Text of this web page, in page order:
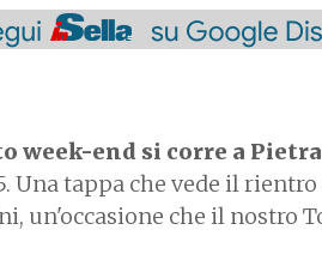
week-end si corre a
tappa che vede il
un'occasione che il nostro